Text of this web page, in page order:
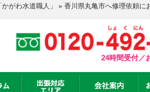
がわ水道職人」 » 香川県丸亀市へ修理依頼に
24時間受付／